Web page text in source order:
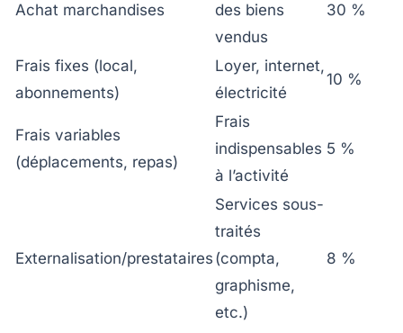
Achat marchandises
des biens
vendus
30 %
Frais fixes (local,
abonnements)
Loyer, internet,
électricité
10 %
Frais variables
(déplacements, repas)
Frais
indispensables
à l’activité
5 %
Externalisation/prestataires
Services sous-
traités
(compta,
graphisme,
etc.)
8 %